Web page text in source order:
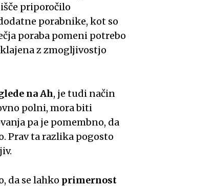
priporočilo
porabnike, kot so
poraba pomeni potrebo
z zmogljivostjo
na Ah, je tudi način
polni, mora biti
pa je pomembno, da
Prav ta razlika pogosto
da se lahko primernost